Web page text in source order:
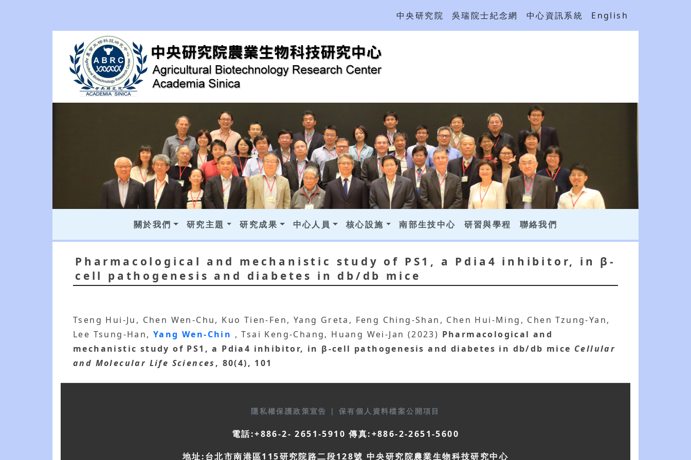
中央研究院 吳瑞院士紀念網 中心資訊系統 English
關於我們 研究主題 研究成果 中心人員 核心設施 南部生技中心 研習與學程 聯絡我們
Pharmacological and mechanistic study of PS1, a Pdia4 inhibitor, in β-
cell pathogenesis and diabetes in db/db mice
Tseng Hui-Ju, Chen Wen-Chu, Kuo Tien-Fen, Yang Greta, Feng Ching-Shan, Chen Hui-Ming, Chen Tzung-Yan,
Lee Tsung-Han, Yang Wen-Chin , Tsai Keng-Chang, Huang Wei-Jan (2023) Pharmacological and
mechanistic study of PS1, a Pdia4 inhibitor, in β-cell pathogenesis and diabetes in db/db mice Cellular
and Molecular Life Sciences , 80(4), 101
隱私權保護政策宣告 | 保有個人資料檔案公開項目
電話:+886-2- 2651-5910 傳真:+886-2-2651-5600
地址:台北市南港區115研究院路二段128號 中央研究院農業生物科技研究中心